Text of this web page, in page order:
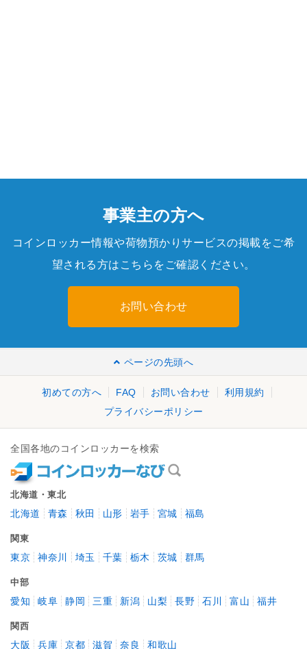
事業主の方へ
コインロッカー情報や荷物預かりサービスの掲載をご希
望される方はこちらをご確認ください。
お問い合わせ
ページの先頭へ
初めての方へ FAQ お問い合わせ
利用規約
プライバシーポリシー
全国各地のコインロッカーを検索
北海道・東北
北海道 青森 秋田 山形 岩手 宮城 福島
関東
東京 神奈川 埼玉 千葉 栃木 茨城 群馬
中部
愛知 岐阜 静岡 三重 新潟 山梨 長野 石川 富山 福井
関西
大阪 兵庫 京都 滋賀 奈良 和歌山